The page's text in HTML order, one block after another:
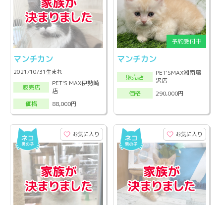
マンチカン
2021/10/31生まれ
販売店
PET'S MAX伊勢崎
店
価格
88,000円
マンチカン
販売店
PET'SMAX湘南藤
沢店
価格
290,000円
お気に入り お気に入り